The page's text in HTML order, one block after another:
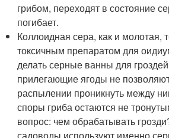
грибом, переходят в состояние
погибает.
Коллоидная сера, как и молотая,
токсичным препаратом для
делать серные ванны для
прилегающие ягоды не
распылении проникнуть между
споры гриба остаются не
вопрос: чем обрабатывать
садоводы используют именно